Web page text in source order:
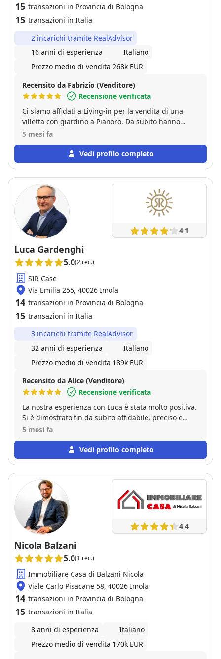
15 transazioni in Provincia di Bologna
15 transazioni in Italia
2 incarichi tramite RealAdvisor
16 anni di esperienza
Italiano
Prezzo medio di vendita 268k EUR
Recensito da Fabrizio (Venditore)
Recensione verificata
Ci siamo affidati a Living-in per la vendita di una
villetta con giardino a Pianoro. Da subito hanno
portato molti potenziali acquirenti a visitare
un compratore. Super consigliati.
5 mesi fa
Vedi profilo completo
4.1
Luca Gardenghi
5.0(2 rec.)
SIR Case
Via Emilia 255, 40026 Imola
14 transazioni in Provincia di Bologna
15 transazioni in Italia
3 incarichi tramite RealAdvisor
32 anni di esperienza
Italiano
Prezzo medio di vendita 189k EUR
Recensito da Alice (Venditore)
Recensione verificata
La nostra esperienza con Luca è stata molto positiva.
Si è dimostrato fin da subito affidabile, preciso e
estremamente preparato nel suo ambito. Qualora
piacere riavvalersi della sua competenza.
5 mesi fa
Vedi profilo completo
4.4
Nicola Balzani
5.0(1 rec.)
Immobiliare Casa di Balzani Nicola
Viale Carlo Pisacane 58, 40026 Imola
14 transazioni in Provincia di Bologna
15 transazioni in Italia
8 anni di esperienza
Italiano
Prezzo medio di vendita 170k EUR